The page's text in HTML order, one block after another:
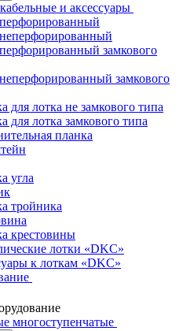
и аксессуары
замкового
замкового
для лотка не замкового типа
для лотка замкового типа
планка
угла
тройника
крестовины
лотки «DKC»
к лоткам «DKC»
многоступенчатые